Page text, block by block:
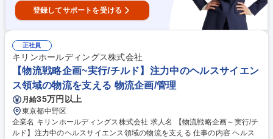
登録してサポートを受ける
正社員
キリンホールディングス株式会社
【物流戦略企画~実行/チルド】注力中のヘルスサイエン
ス領域の物流を支える 物流企画/管理
月給35万円以上
東京都中野区
企業名 キリンホールディングス株式会社 求人名 【物流戦略企画～実行/チ
ルド】注力中のヘルスサイエンス領域の物流を支える 仕事の内容 ヘルス